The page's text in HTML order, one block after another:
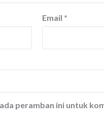
Email *
peramban ini untuk